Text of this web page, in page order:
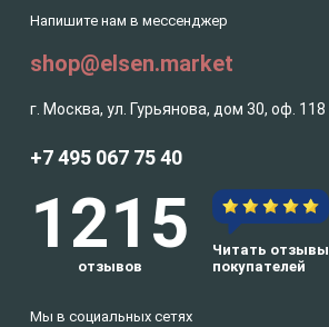
Напишите нам в мессенджер
shop@elsen.market
г. Москва, ул. Гурьянова, дом 30, оф. 118
+7 495 067 75 40
1215
отзывов
Читать отзывы
покупателей
Мы в социальных сетях